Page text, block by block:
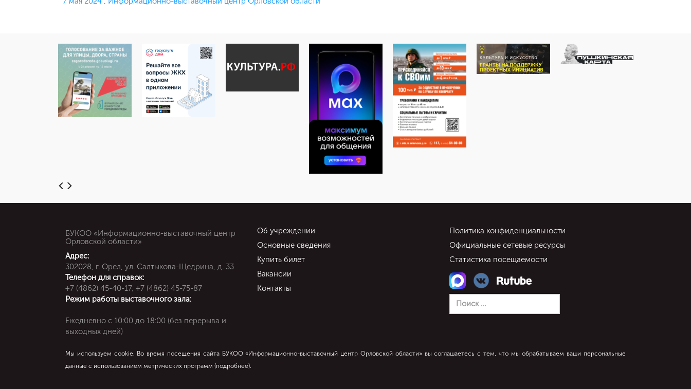
БУКОО «Информационно-выставочный центр
Орловской области»
Адрес:
302028, г. Орел, ул. Салтыкова-Щедрина, д. 33
Телефон для справок:
+7 (4862) 45-40-17, +7 (4862) 45-75-87
Режим работы выставочного зала:
Ежедневно c 10:00 до 18:00 (без перерыва и
выходных дней)
Об учреждении
Основные сведения
Купить билет
Вакансии
Контакты
Политика конфиденциальности
Официальные сетевые ресурсы
Статистика посещаемости
Мы используем cookie. Во время посещения сайта БУКОО «Информационно-выставочный центр Орловской области» вы соглашаетесь с тем, что мы обрабатываем ваши персональные
данные с использованием метрических программ (подробнее).